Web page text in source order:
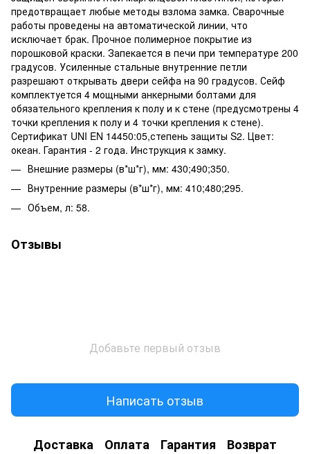
предотвращает любые методы взлома замка. Сварочные
работы проведены на автоматической линии, что
исключает брак. Прочное полимерное покрытие из
порошковой краски. Запекается в печи при температуре 200
градусов. Усиленные стальные внутренние петли
разрешают открывать двери сейфа на 90 градусов. Сейф
комплектуется 4 мощными анкерными болтами для
обязательного крепления к полу и к стене (предусмотрены 4
точки крепления к полу и 4 точки крепления к стене).
Сертификат UNI EN 14450:05,степень защиты S2. Цвет:
океан. Гарантия - 2 года. Инструкция к замку.
Внешние размеры (в*ш*г), мм: 430;490;350.
Внутренние размеры (в*ш*г), мм: 410;480;295.
Объем, л: 58.
Отзывы
Добавьте первый отзыв
Написать отзыв
Доставка Оплата Гарантия Возврат